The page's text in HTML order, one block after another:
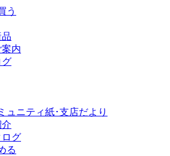
う
内
グ
ュニティ紙･支店だより
ログ
る